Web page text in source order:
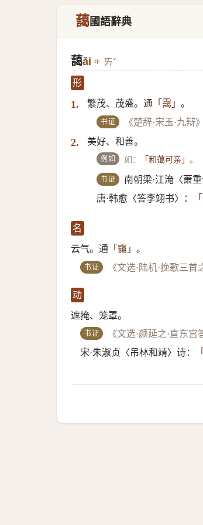
藹國語辭典
藹ǎi ㄞˇ
形
1. 繁茂、茂盛。通 「靄」 。
书证 《楚辞·宋玉·九辩》
2. 美好、和善。
例如 如： 「和蔼可亲」。
书证 南朝梁·江淹〈萧重
唐·韩愈〈答李翊书〉：
名
云气。通 「靄」 。
书证 《文选·陆机·挽歌三首
动
遮掩、笼罩。
书证 《文选·颜延之·直东宫
宋·朱淑贞〈吊林和靖〉诗：